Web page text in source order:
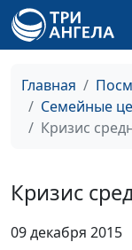
Главная
Семейные
Кризис
Кризис
09 декабря 2015
Общение в
Я себе не
Наше настроение